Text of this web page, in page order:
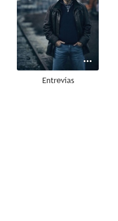
Entrevías